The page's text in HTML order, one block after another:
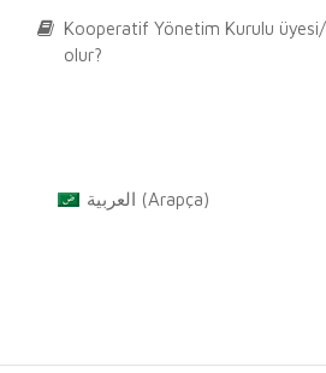
Kooperatif Yönetim Kurulu
olur?
العربية (Arapça)